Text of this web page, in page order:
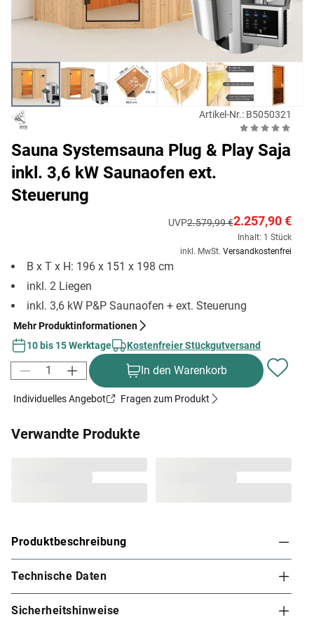
Artikel-Nr.: B5050321
Sauna Systemsauna Plug & Play Saja
inkl. 3,6 kW Saunaofen ext.
Steuerung
UVP2.579,99 €2.257,90 €
Inhalt: 1 Stück
inkl. MwSt. Versandkostenfrei
B x T x H: 196 x 151 x 198 cm
inkl. 2 Liegen
inkl. 3,6 kW P&P Saunaofen + ext. Steuerung
Mehr Produktinformationen
10 bis 15 Werktage
Kostenfreier Stückgutversand
In den Warenkorb
Individuelles Angebot Fragen zum Produkt
Verwandte Produkte
Produktbeschreibung
Karibu Innensauna Saja in Systembauweise für 1-
2 Personen
Dieses Saunamodell – eine System- bzw. Elementsauna
Technische Daten
Sicherheitshinweise